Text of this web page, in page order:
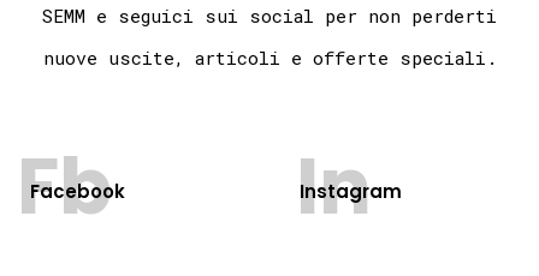
SEMM e seguici sui social per non perderti
nuove uscite, articoli e offerte speciali.
Fb
Facebook In
Instagram